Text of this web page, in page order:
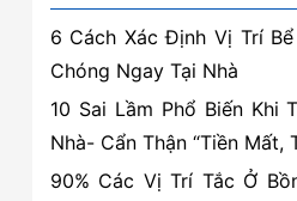
và
những
ưu
điểm
của
bể
6 Cách Xác Định Vị Trí
Chóng Ngay Tại Nhà
10 Sai Lầm Phổ Biến Khi
Nhà- Cẩn Thận “Tiền Mất,
90% Các Vị Trí Tắc Ở